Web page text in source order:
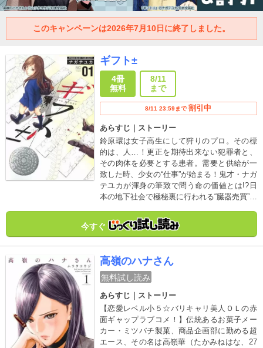
このキャンペーンは2026年7月10日に終了しました。
ギフト±
4冊
無料
8/11
まで
8/11 23:59まで 割引中
あらすじ｜ストーリー
鈴原環は女子高生にして狩りのプロ。その標
的は、人…！更正を期待出来ない犯罪者と、
その肉体を必要とする患者。需要と供給が一
致した時、少女の“仕事”が始まる！鬼才・ナガ
テユカが渾身の筆致で問う命の価値とは!?日
本の地下社会で極秘裏に行われる“臓器売買”の
今すぐ
高嶺のハナさん
無料試し読み
あらすじ｜ストーリー
【恋愛レベル小５☆バリキャリ美人ＯＬの赤
面ギャップラブコメ！】伝統あるお菓子メー
カー・ミツバチ製菓、商品企画部に勤める超
エース、その名は高嶺華（たかみねはな、27